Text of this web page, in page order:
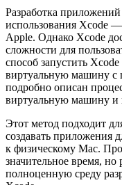
Разработка
использования Xcode
Apple. Однако Xcode
сложности для
способ запустить
виртуальную машину с
подробно описан
виртуальную машину и
Этот метод подходит
создавать приложения
к физическому Mac.
значительное время, но
полноценную среду